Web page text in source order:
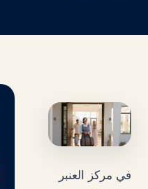
في مركز العنبر